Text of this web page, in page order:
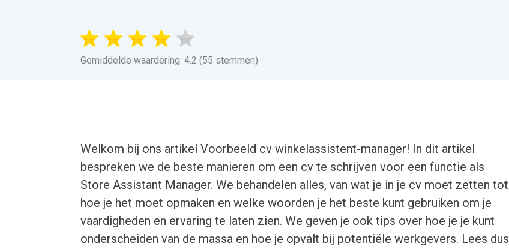
Gemiddelde waardering: 4.2 (55 stemmen)
Welkom bij ons artikel Voorbeeld cv winkelassistent-manager! In dit artikel
bespreken we de beste manieren om een cv te schrijven voor een functie als
Store Assistant Manager. We behandelen alles, van wat je in je cv moet zetten tot
hoe je het moet opmaken en welke woorden je het beste kunt gebruiken om je
vaardigheden en ervaring te laten zien. We geven je ook tips over hoe je je kunt
onderscheiden van de massa en hoe je opvalt bij potentiële werkgevers. Lees dus